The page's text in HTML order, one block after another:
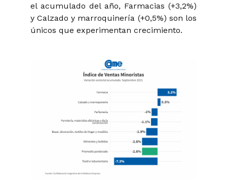
el acumulado del año, Farmacias (+3,2%)
y Calzado y marroquinería (+0,5%) son los
únicos que experimentan crecimiento.